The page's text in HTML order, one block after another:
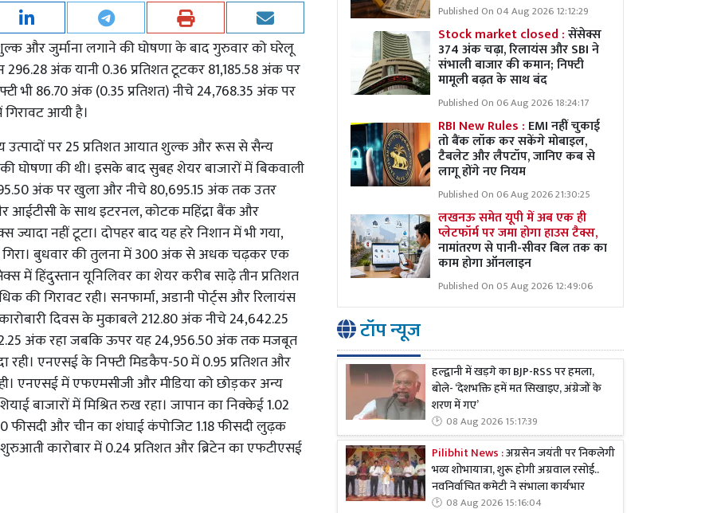
और जुर्माना लगाने की घोषणा के बाद गुरुवार को घरेलू
अंक यानी 0.36 प्रतिशत टूटकर 81,185.58 अंक पर
86.70 अंक (0.35 प्रतिशत) नीचे 24,768.35 अंक पर
आयी है।
उत्पादों पर 25 प्रतिशत आयात शुल्क और रूस से सैन्य
की थी। इसके बाद सुबह शेयर बाजारों में बिकवाली
अंक पर खुला और नीचे 80,695.15 अंक तक उतर
आईटीसी के साथ इटरनल, कोटक महिंद्रा बैंक और
नहीं टूटा। दोपहर बाद यह हरे निशान में भी गया,
बुधवार की तुलना में 300 अंक से अधक चढ़कर एक
में हिंदुस्तान यूनिलिवर का शेयर करीब साढ़े तीन प्रतिशत
की गिरावट रही। सनफार्मा, अडानी पोर्ट्स और रिलायंस
दिवस के मुकाबले 212.80 अंक नीचे 24,642.25
अंक रहा जबकि ऊपर यह 24,956.50 अंक तक मजबूत
रही। एनएसई के निफ्टी मिडकैप-50 में 0.95 प्रतिशत और
एनएसई में एफएमसीजी और मीडिया को छोड़कर अन्य
बाजारों में मिश्रित रुख रहा। जापान का निक्केई 1.02
और चीन का शंघाई कंपोजिट 1.18 फीसदी लुढ़क
शुरुआती कारोबार में 0.24 प्रतिशत और ब्रिटेन का एफटीएसई
Published On 04 Aug 2026 12:12:29
Stock market closed :सेंसेक्स
374 अंक चढ़ा, रिलायंस और SBI ने
संभाली बाजार की कमान; निफ्टी
मामूली बढ़त के साथ बंद
Published On 06 Aug 2026 18:24:17
RBI New Rules : EMI नहीं चुकाई
तो बैंक लॉक कर सकेंगे मोबाइल,
टैबलेट और लैपटॉप, जानिए कब से
लागू होंगे नए नियम
Published On 06 Aug 2026 21:30:25
लखनऊ समेत यूपी में अब एक ही
प्लेटफॉर्म पर जमा होगा हाउस टैक्स,
नामांतरण से पानी-सीवर बिल तक का
काम होगा ऑनलाइन
Published On 05 Aug 2026 12:49:06
टॉप न्यूज
हल्द्वानी में खड़गे का BJP-RSS पर हमला,
बोले- ‘देशभक्ति हमें मत सिखाइए, अंग्रेजों के
शरण में गए’
08 Aug 2026 15:17:39
Pilibhit News :अग्रसेन जयंती पर निकलेगी
भव्य शोभायात्रा, शुरू होगी अग्रवाल रसोई..
नवनिर्वाचित कमेटी ने संभाला कार्यभार
08 Aug 2026 15:16:04